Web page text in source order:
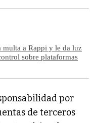
a Rappi y le da luz
sobre plataformas
por
de terceros